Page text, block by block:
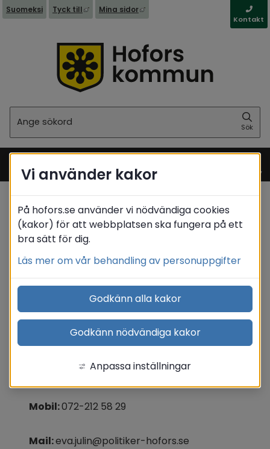
Suomeksi Tyck till Länk till annan webbplats, öppnas i nytt
Mina sidor Länk till annan webbplats,
Kontakt
Sök
Meny
Startsida Kommun & politik
Politik
/ Förtroendevalda / Matrikel / Julin Eva
Eva Julin(M)
Låtvägen 14, 813 40 Torsåker
Mobil: 072-212 58 29
Mail: eva.julin@politiker-hofors.se
Vi använder kakor
På hofors.se använder vi nödvändiga cookies
(kakor) för att webbplatsen ska fungera på ett
bra sätt för dig.
Läs mer om vår behandling av personuppgifter
Godkänn alla kakor
Godkänn nödvändiga kakor
Anpassa inställningar